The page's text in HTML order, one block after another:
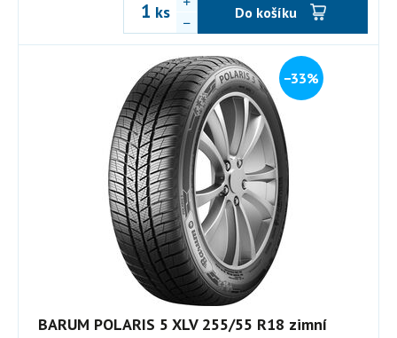
ks Do košíku
−33%
BARUM POLARIS 5 XLV 255/55 R18 zimní